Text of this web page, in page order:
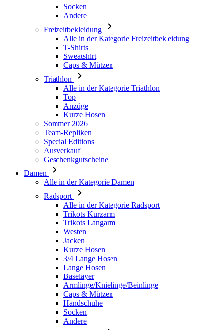
Socken
Andere
Freizeitbekleidung
Alle in der Kategorie Freizeitbekleidung
T-Shirts
Sweatshirt
Caps & Mützen
Triathlon
Alle in der Kategorie Triathlon
Top
Anzüge
Kurze Hosen
Sommer 2026
Team-Repliken
Special Editions
Ausverkauf
Geschenkgutscheine
Damen
Alle in der Kategorie Damen
Radsport
Alle in der Kategorie Radsport
Trikots Kurzarm
Trikots Langarm
Westen
Jacken
Kurze Hosen
3/4 Lange Hosen
Lange Hosen
Baselayer
Armlinge/Knielinge/Beinlinge
Caps & Mützen
Handschuhe
Socken
Andere